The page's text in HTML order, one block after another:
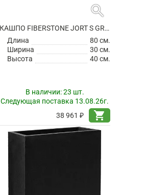
search
КАШПО FIBERSTONE JORT S GREY
Длина
80 см.
Ширина
30 см.
Высота
40 см.
В наличии:23 шт.
Следующая поставка 13.08.26г.
38 961 ₽
shopping_cart